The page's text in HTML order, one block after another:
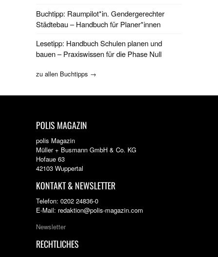
Buchtipp: Raumpilot*in. Gendergerechter
Städtebau – Handbuch für Planer*innen
Lesetipp: Handbuch Schulen planen und
bauen – Praxiswissen für die Phase Null
zu allen Buchtipps →
POLIS MAGAZIN
polis Magazin
Müller + Busmann GmbH & Co. KG
Hofaue 63
42103 Wuppertal
KONTAKT & NEWSLETTER
Telefon: 0202 24836-0
E-Mail: redaktion@polis-magazin.com
Newsletter
RECHTLICHES